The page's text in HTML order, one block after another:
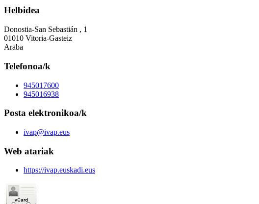
Helbidea
Donostia-San Sebastián , 1
01010 Vitoria-Gasteiz
Araba
Telefonoa/k
945017600
945016938
Posta elektronikoa/k
ivap@ivap.eus
Web atariak
https://ivap.euskadi.eus